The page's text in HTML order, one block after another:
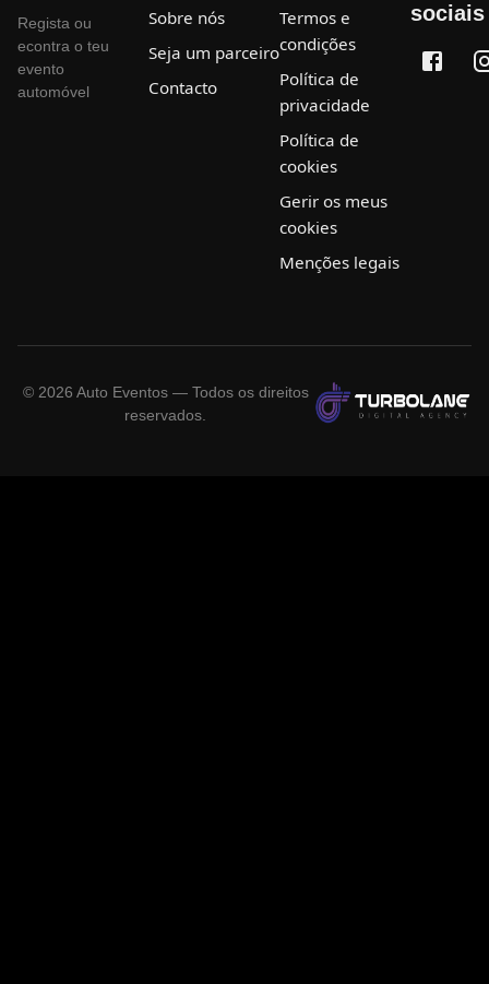
Regista ou
econtra o teu
evento
automóvel
Sobre nós
Seja um parceiro
Contacto
Termos e
condições
Política de
privacidade
Política de
cookies
Gerir os meus
cookies
Menções legais
sociais
© 2026 Auto Eventos — Todos os direitos
reservados.